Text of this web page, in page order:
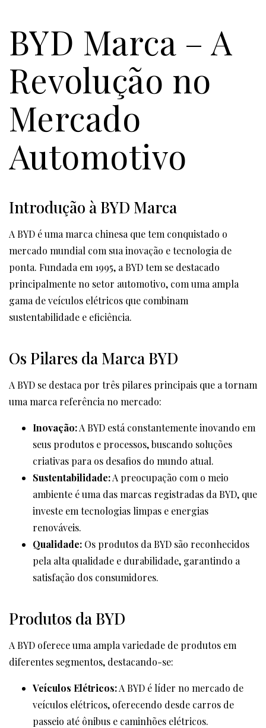
BYD Marca – A
Revolução no
Mercado
Automotivo
Introdução à BYD Marca
A BYD é uma marca chinesa que tem conquistado o
mercado mundial com sua inovação e tecnologia de
ponta. Fundada em 1995, a BYD tem se destacado
principalmente no setor automotivo, com uma ampla
gama de veículos elétricos que combinam
sustentabilidade e eficiência.
Os Pilares da Marca BYD
A BYD se destaca por três pilares principais que a tornam
uma marca referência no mercado:
Inovação:A BYD está constantemente inovando em
seus produtos e processos, buscando soluções
criativas para os desafios do mundo atual.
Sustentabilidade:A preocupação com o meio
ambiente é uma das marcas registradas da BYD, que
investe em tecnologias limpas e energias
renováveis.
Qualidade: Os produtos da BYD são reconhecidos
pela alta qualidade e durabilidade, garantindo a
satisfação dos consumidores.
Produtos da BYD
A BYD oferece uma ampla variedade de produtos em
diferentes segmentos, destacando-se:
Veículos Elétricos:A BYD é líder no mercado de
veículos elétricos, oferecendo desde carros de
passeio até ônibus e caminhões elétricos.